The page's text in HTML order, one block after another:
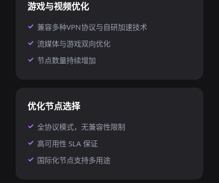
游戏与视频优化
兼容多种VPN协议与自研加速技术
流媒体与游戏双向优化
节点数量持续增加
优化节点选择
全协议模式，无兼容性限制
高可用性 SLA 保证
国际化节点支持多用途